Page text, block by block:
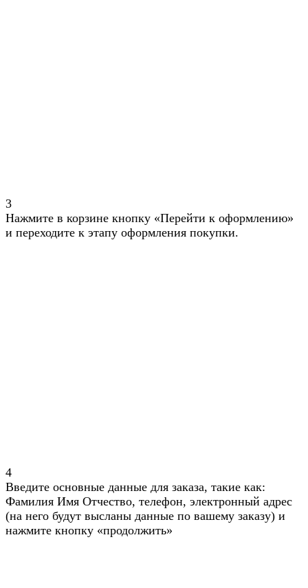
3
Нажмите в корзине кнопку «Перейти к оформлению»
и переходите к этапу оформления покупки.
4
Введите основные данные для заказа, такие как:
Фамилия Имя Отчество, телефон, электронный адрес
(на него будут высланы данные по вашему заказу) и
нажмите кнопку «продолжить»